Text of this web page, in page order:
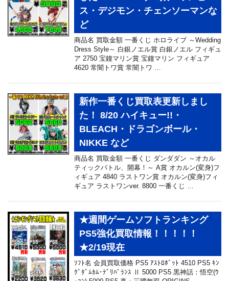
ス・デジモン・チェンソーマンな
ど
商品名 買取金額 一番くじ ホロライブ ～Wedding
Dress Style～ 白銀ノエル賞 白銀ノエル フィギュ
ア 2750 宝鐘マリン賞 宝鐘マリン フィギュア
4620 常闇トワ賞 常闇トワ …
新作一番くじ買取表更新しまし
た！ 8/20 ハイキュー!!・
BLEACH・ドラゴンボール・
NIKKE など
商品名 買取金額 一番くじ ダンダダン ～オカル
ティックバトル、開幕！～ A賞 オカルン(変身)フ
ィギュア 4840 ラストワン賞 オカルン(変身)フィ
ギュア ラストワンver. 8800 一番くじ …
★週間ゲームソフトランキング
PS5強化買取情報！！！！！
★2/19現在
ｿﾌﾄ名 会員買取価格 PS5 ｱｽﾄﾛﾎﾞｯﾄ 4510 PS5 ｷﾝ
ｸﾞﾀﾞﾑｶﾑ･ﾃﾞﾘﾊﾞﾗﾝｽ Ⅱ 5000 PS5 黒神話：悟空(ｳ